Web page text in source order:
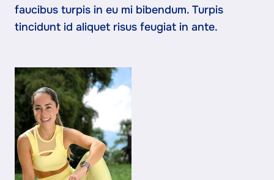
faucibus turpis in eu mi bibendum. Turpis
tincidunt id aliquet risus feugiat in ante.